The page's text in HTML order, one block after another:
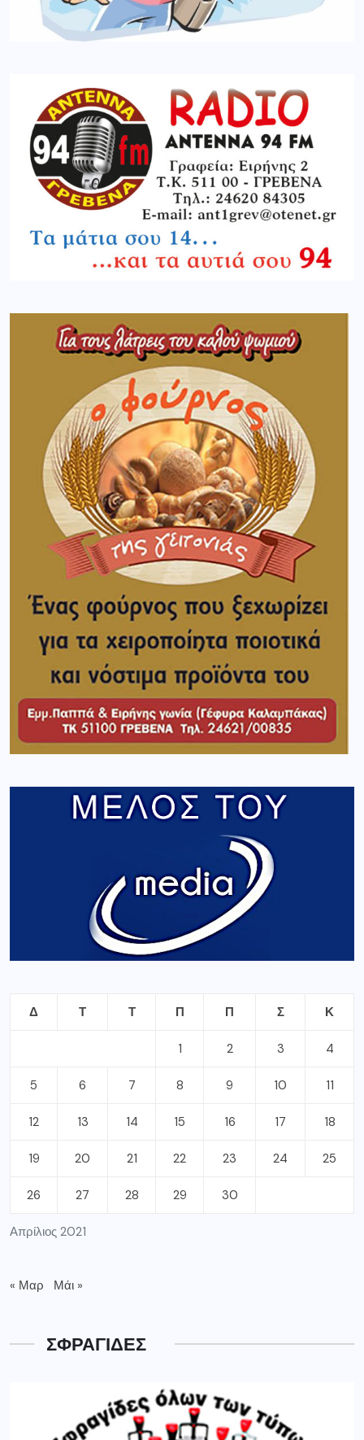
Απρίλιος 2021
Δ Τ Τ Π Π Σ Κ
1 2 3 4
5 6 7 8 9 10 11
12 13 14 15 16 17 18
19 20 21 22 23 24 25
26 27 28 29 30
« Μαρ Μάι »
ΣΦΡΑΓΙΔΕΣ